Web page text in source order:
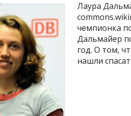
Лаура
чемпионка
Дальмайер
год. О том,
нашли